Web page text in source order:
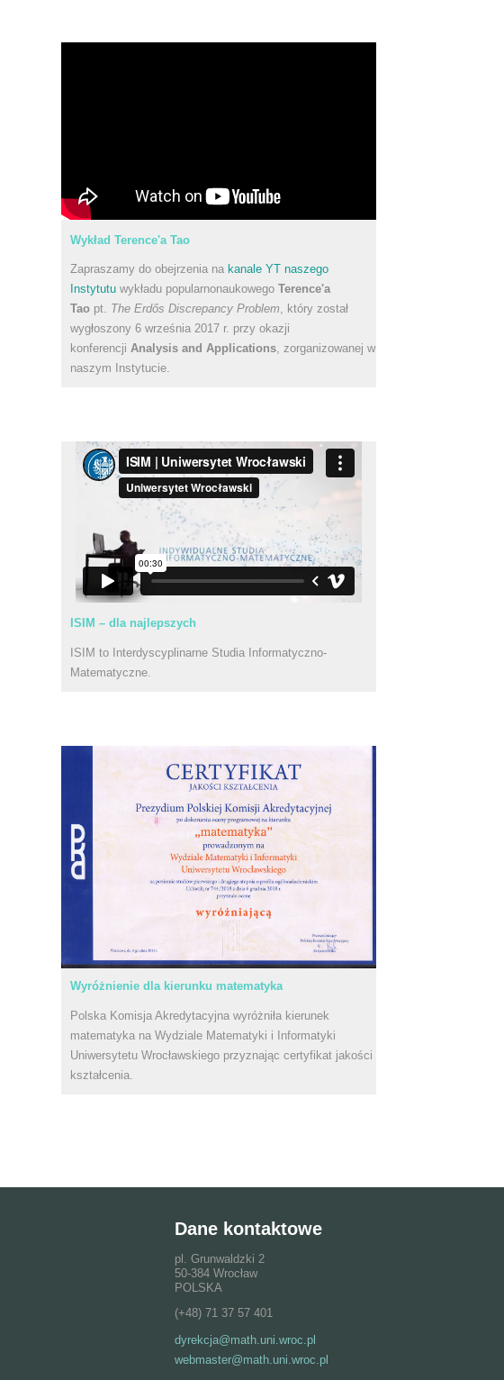
Wykład Terence'a Tao
Zapraszamy do obejrzenia na kanale YT naszego
Instytutu wykładu popularnonaukowego Terence'a
Tao pt. The Erdős Discrepancy Problem , który został
wygłoszony 6 września 2017 r. przy okazji
konferencji Analysis and Applications , zorganizowanej w
naszym Instytucie.
ISIM – dla najlepszych
ISIM to Interdyscyplinarne Studia Informatyczno-
Matematyczne.
Wyróżnienie dla kierunku matematyka
Polska Komisja Akredytacyjna wyróżniła kierunek
matematyka na Wydziale Matematyki i Informatyki
Uniwersytetu Wrocławskiego przyznając certyfikat jakości
kształcenia.
Dane kontaktowe
pl. Grunwaldzki 2
50-384 Wrocław
POLSKA
(+48) 71 37 57 401
dyrekcja@math.uni.wroc.pl
webmaster@math.uni.wroc.pl